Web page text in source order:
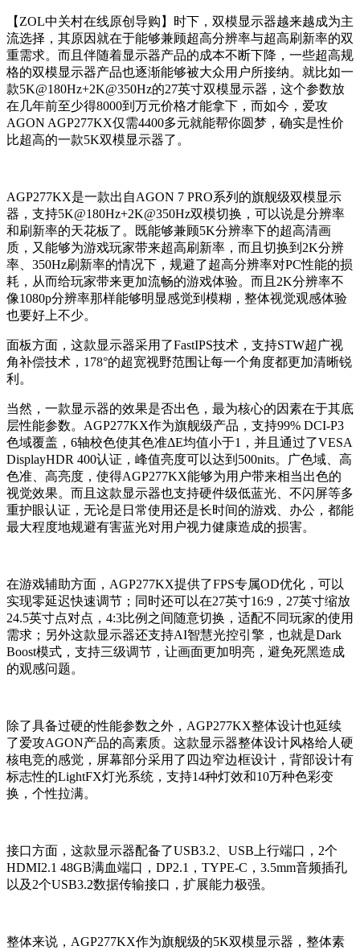
【ZOL中关村在线原创导购】时下，双模显示器越来越成为主
流选择，其原因就在于能够兼顾超高分辨率与超高刷新率的双
重需求。而且伴随着显示器产品的成本不断下降，一些超高规
格的双模显示器产品也逐渐能够被大众用户所接纳。就比如一
款5K@180Hz+2K@350Hz的27英寸双模显示器，这个参数放
在几年前至少得8000到万元价格才能拿下，而如今，爱攻
AGON AGP277KX仅需4400多元就能帮你圆梦，确实是性价
比超高的一款5K双模显示器了。
AGP277KX是一款出自AGON 7 PRO系列的旗舰级双模显示
器，支持5K@180Hz+2K@350Hz双模切换，可以说是分辨率
和刷新率的天花板了。既能够兼顾5K分辨率下的超高清画
质，又能够为游戏玩家带来超高刷新率，而且切换到2K分辨
率、350Hz刷新率的情况下，规避了超高分辨率对PC性能的损
耗，从而给玩家带来更加流畅的游戏体验。而且2K分辨率不
像1080p分辨率那样能够明显感觉到模糊，整体视觉观感体验
也要好上不少。
面板方面，这款显示器采用了FastIPS技术，支持STW超广视
角补偿技术，178°的超宽视野范围让每一个角度都更加清晰锐
利。
当然，一款显示器的效果是否出色，最为核心的因素在于其底
层性能参数。AGP277KX作为旗舰级产品，支持99% DCI-P3
色域覆盖，6轴校色使其色准ΔE均值小于1，并且通过了VESA
DisplayHDR 400认证，峰值亮度可以达到500nits。广色域、高
色准、高亮度，使得AGP277KX能够为用户带来相当出色的
视觉效果。而且这款显示器也支持硬件级低蓝光、不闪屏等多
重护眼认证，无论是日常使用还是长时间的游戏、办公，都能
最大程度地规避有害蓝光对用户视力健康造成的损害。
在游戏辅助方面，AGP277KX提供了FPS专属OD优化，可以
实现零延迟快速调节；同时还可以在27英寸16:9，27英寸缩放
24.5英寸点对点，4:3比例之间随意切换，适配不同玩家的使用
需求；另外这款显示器还支持AI智慧光控引擎，也就是Dark
Boost模式，支持三级调节，让画面更加明亮，避免死黑造成
的观感问题。
除了具备过硬的性能参数之外，AGP277KX整体设计也延续
了爱攻AGON产品的高素质。这款显示器整体设计风格给人硬
核电竞的感觉，屏幕部分采用了四边窄边框设计，背部设计有
标志性的LightFX灯光系统，支持14种灯效和10万种色彩变
换，个性拉满。
接口方面，这款显示器配备了USB3.2、USB上行端口，2个
HDMI2.1 48GB满血端口，DP2.1，TYPE-C，3.5mm音频插孔
以及2个USB3.2数据传输接口，扩展能力极强。
整体来说，AGP277KX作为旗舰级的5K双模显示器，整体素